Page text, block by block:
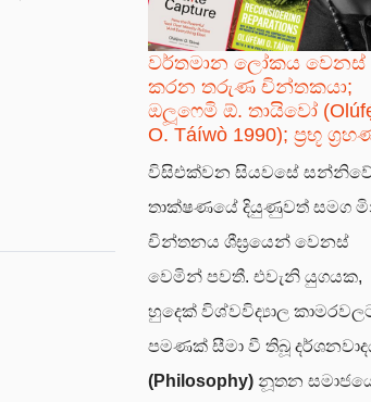
වර්තමාන ලෝකය වෙනස්
කරන තරුණ චින්තකයා;
ඔලූෆෙමි ඕ. තායිවෝ
O. Táíwò 1990); ප්‍රභූ
විසිඑක්වන සියවසේ
තාක්ෂණයේ දියුණුවත් සමග
චින්තනය ශීඝ්‍රයෙන් වෙනස්
වෙමින් පවතී. එවැනි යුගයක,
හුදෙක් විශ්වවිද්‍යාල
පමණක් සීමා වී තිබූ
(Philosophy)නූතන